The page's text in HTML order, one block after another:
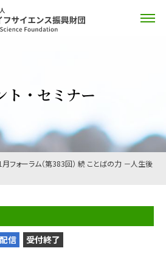
ト・セミナー
月フォーラム（第383回） 続 ことばの力 －人生後
信 受付終了